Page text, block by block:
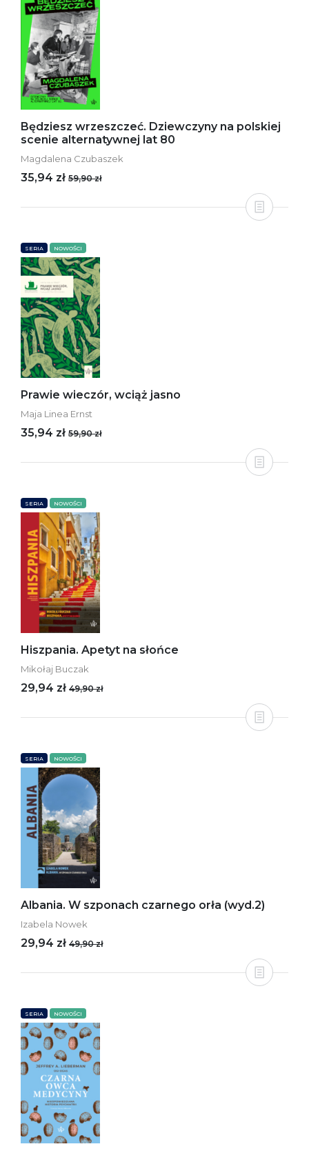
Będziesz wrzeszczeć. Dziewczyny na polskiej
scenie alternatywnej lat 80
Magdalena Czubaszek
35,94 zł 59,90 zł
SERIA NOWOŚCI
Prawie wieczór, wciąż jasno
Maja Linea Ernst
35,94 zł 59,90 zł
SERIA NOWOŚCI
Hiszpania. Apetyt na słońce
Mikołaj Buczak
29,94 zł 49,90 zł
SERIA NOWOŚCI
Albania. W szponach czarnego orła (wyd.2)
Izabela Nowek
29,94 zł 49,90 zł
SERIA NOWOŚCI